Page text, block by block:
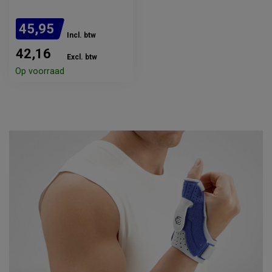
45,95 Incl. btw
42,16 Excl. btw
Op voorraad